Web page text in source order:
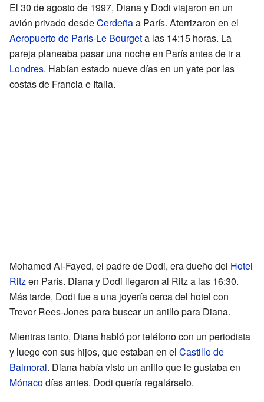
El 30 de agosto de 1997, Diana y Dodi viajaron en un
avión privado desdeCerdeñaa París. Aterrizaron en el
Aeropuerto de París-Le Bourgeta las 14:15 horas. La
pareja planeaba pasar una noche en París antes de ir a
Londres. Habían estado nueve días en un yate por las
costas de Francia e Italia.
Mohamed Al-Fayed, el padre de Dodi, era dueño del Hotel
Ritzen París. Diana y Dodi llegaron al Ritz a las 16:30.
Más tarde, Dodi fue a una joyería cerca del hotel con
Trevor Rees-Jones para buscar un anillo para Diana.
Mientras tanto, Diana habló por teléfono con un periodista
y luego con sus hijos, que estaban en el Castillo de
Balmoral. Diana había visto un anillo que le gustaba en
Mónacodías antes. Dodi quería regalárselo.